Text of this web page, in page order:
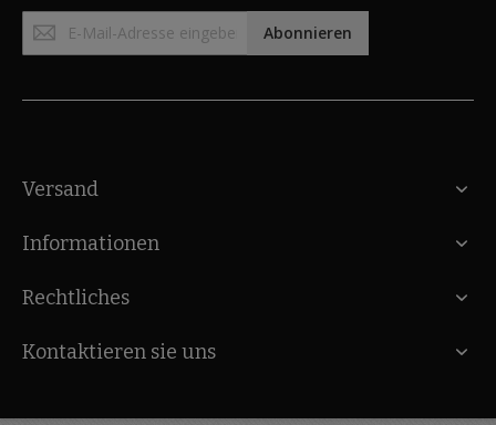
zum
Abonnieren
Versand
Informationen
Rechtliches
Kontaktieren sie uns